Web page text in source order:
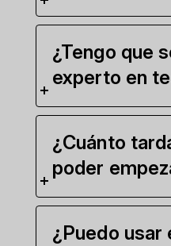
¿Tengo que
experto en
¿Cuánto
poder
¿Puedo usar